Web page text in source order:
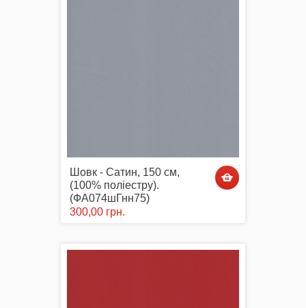
Шовк - Сатин, 150 см,
(100% поліестру).
(ФА074шГнн75)
300,00 грн.